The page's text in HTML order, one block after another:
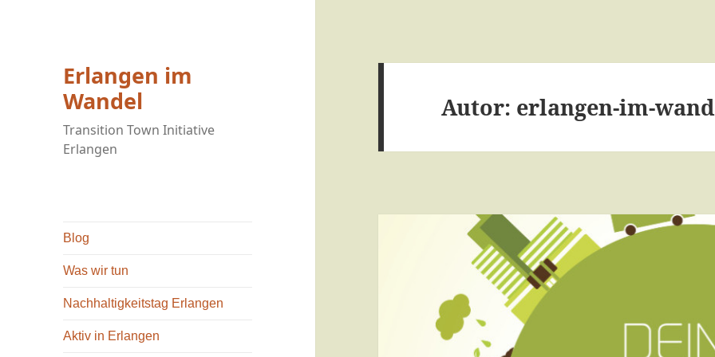
Erlangen im
Wandel
Transition Town Initiative
Erlangen
Blog
Was wir tun
Nachhaltigkeitstag Erlangen
Aktiv in Erlangen
Autor: erlangen-im-